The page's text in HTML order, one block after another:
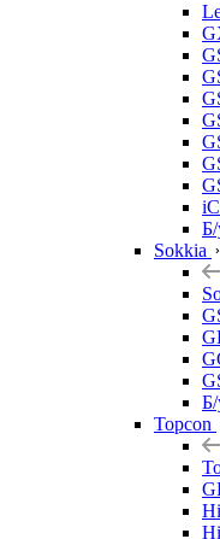
Sokkia
Topcon